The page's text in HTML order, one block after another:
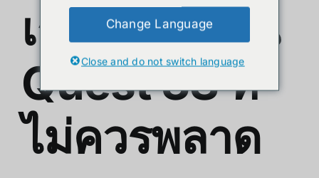
เกมน่าเล่นบน
Quest 3S ที่
ไม่ควรพลาด
Change Language
Close and do not switch language